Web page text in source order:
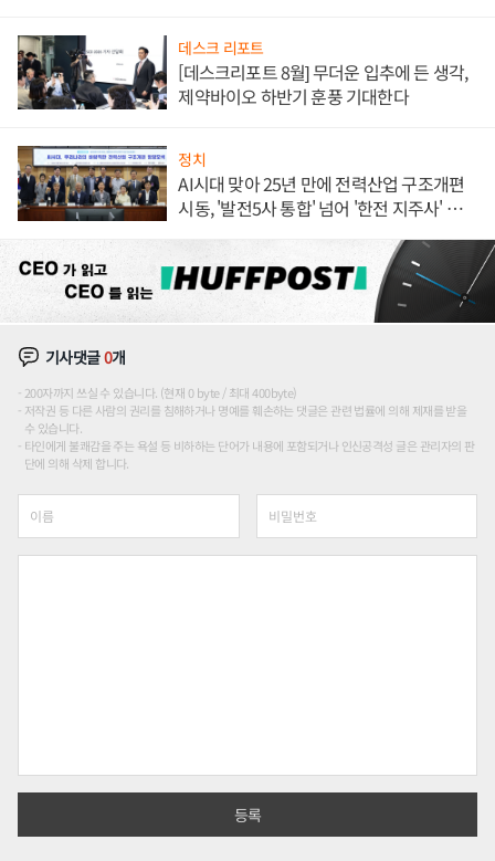
데스크 리포트
[데스크리포트 8월] 무더운 입추에 든 생각,
제약바이오 하반기 훈풍 기대한다
정치
AI시대 맞아 25년 만에 전력산업 구조개편
시동, '발전5사 통합' 넘어 '한전 지주사' 재편
기사댓글0개
200자까지 쓰실 수 있습니다. (현재 0 byte / 최대 400byte)
저작권 등 다른 사람의 권리를 침해하거나 명예를 훼손하는 댓글은 관련 법률에 의해 제재를 받을
수 있습니다.
타인에게 불쾌감을 주는 욕설 등 비하하는 단어가 내용에 포함되거나 인신공격성 글은 관리자의 판
단에 의해 삭제 합니다.